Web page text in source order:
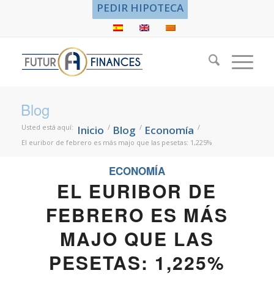
PEDIR HIPOTECA
Blog
Usted está aquí: Inicio / Blog / Economía /
El euribor de febrero es más majo que las pesetas: 1,225%
ECONOMÍA
EL EURIBOR DE
FEBRERO ES MÁS
MAJO QUE LAS
PESETAS: 1,225%